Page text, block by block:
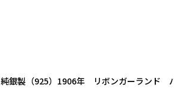
純銀製（925）1906年 リボンガーランド